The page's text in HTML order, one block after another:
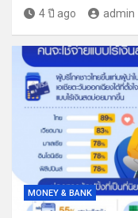
4 ปี ago admin
MONEY & BANK